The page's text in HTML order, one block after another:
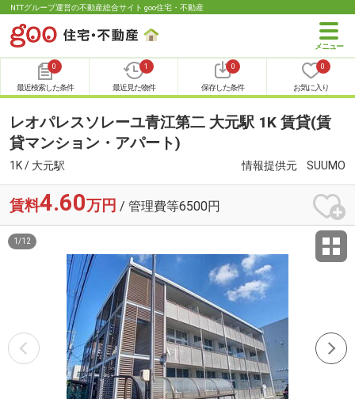
NTTグループ運営の不動産総合サイト goo住宅・不動産
0
最近検索した条件
1
最近見た物件
0
保存した条件
0
お気に入り
レオパレスソレーユ青江第二 大元駅 1K 賃貸(賃
貸マンション・アパート)
1K / 大元駅 情報提供元 SUUMO
賃料4.60万円 / 管理費等6500円
1 /12